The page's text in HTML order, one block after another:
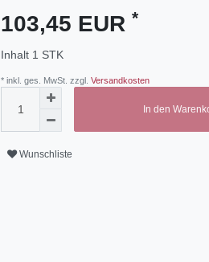
103,45 EUR *
Inhalt 1 STK
* inkl. ges. MwSt. zzgl. Versandkosten
In den
Wunschliste